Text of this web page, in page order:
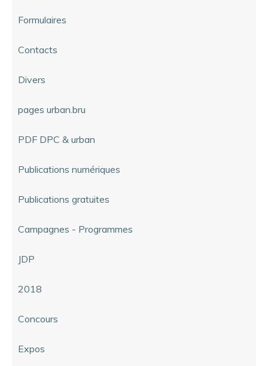
Formulaires
Contacts
Divers
pages urban.bru
PDF DPC & urban
Publications numériques
Publications gratuites
Campagnes - Programmes
JDP
2018
Concours
Expos